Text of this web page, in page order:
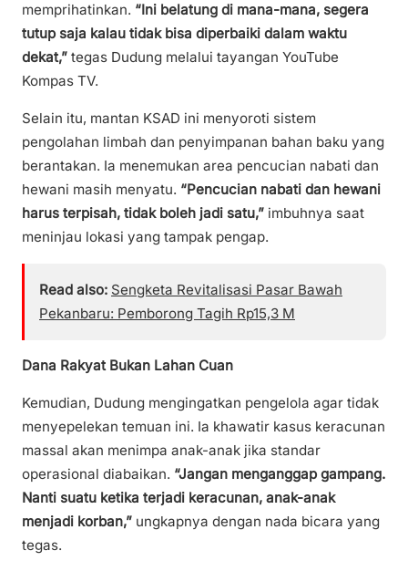
memprihatinkan. “Ini belatung di mana-mana, segera
tutup saja kalau tidak bisa diperbaiki dalam waktu
dekat,” tegas Dudung melalui tayangan YouTube
Kompas TV.
Selain itu, mantan KSAD ini menyoroti sistem
pengolahan limbah dan penyimpanan bahan baku yang
berantakan. Ia menemukan area pencucian nabati dan
hewani masih menyatu. “Pencucian nabati dan hewani
harus terpisah, tidak boleh jadi satu,” imbuhnya saat
meninjau lokasi yang tampak pengap.
Read also: Sengketa Revitalisasi Pasar Bawah
Pekanbaru: Pemborong Tagih Rp15,3 M
Dana Rakyat Bukan Lahan Cuan
Kemudian, Dudung mengingatkan pengelola agar tidak
menyepelekan temuan ini. Ia khawatir kasus keracunan
massal akan menimpa anak-anak jika standar
operasional diabaikan. “Jangan menganggap gampang.
Nanti suatu ketika terjadi keracunan, anak-anak
menjadi korban,” ungkapnya dengan nada bicara yang
tegas.